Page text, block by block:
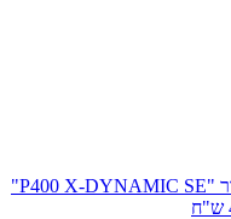
רמות הגימור החדשות "S300" ורמת הגימור "P400 X-DYNAMIC SE"